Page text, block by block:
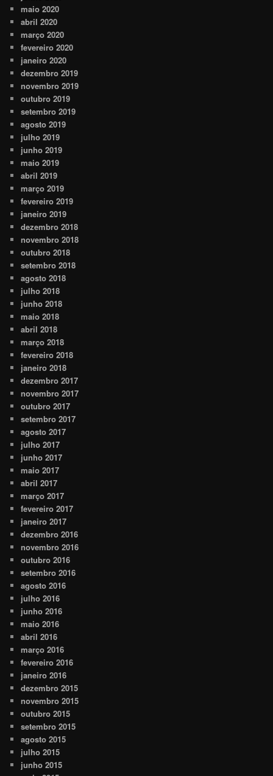
maio 2020
abril 2020
março 2020
fevereiro 2020
janeiro 2020
dezembro 2019
novembro 2019
outubro 2019
setembro 2019
agosto 2019
julho 2019
junho 2019
maio 2019
abril 2019
março 2019
fevereiro 2019
janeiro 2019
dezembro 2018
novembro 2018
outubro 2018
setembro 2018
agosto 2018
julho 2018
junho 2018
maio 2018
abril 2018
março 2018
fevereiro 2018
janeiro 2018
dezembro 2017
novembro 2017
outubro 2017
setembro 2017
agosto 2017
julho 2017
junho 2017
maio 2017
abril 2017
março 2017
fevereiro 2017
janeiro 2017
dezembro 2016
novembro 2016
outubro 2016
setembro 2016
agosto 2016
julho 2016
junho 2016
maio 2016
abril 2016
março 2016
fevereiro 2016
janeiro 2016
dezembro 2015
novembro 2015
outubro 2015
setembro 2015
agosto 2015
julho 2015
junho 2015